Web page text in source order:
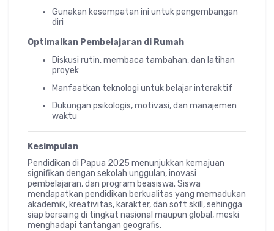
Gunakan kesempatan ini untuk pengembangan
diri
Optimalkan Pembelajaran di Rumah
Diskusi rutin, membaca tambahan, dan latihan
proyek
Manfaatkan teknologi untuk belajar interaktif
Dukungan psikologis, motivasi, dan manajemen
waktu
Kesimpulan
Pendidikan di Papua 2025 menunjukkan kemajuan
signifikan dengan sekolah unggulan, inovasi
pembelajaran, dan program beasiswa. Siswa
mendapatkan pendidikan berkualitas yang memadukan
akademik, kreativitas, karakter, dan soft skill, sehingga
siap bersaing di tingkat nasional maupun global, meski
menghadapi tantangan geografis.